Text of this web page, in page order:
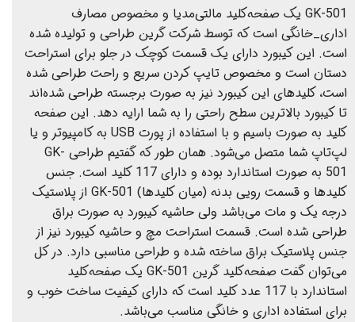
GK-501 یک صفحه‌کلید مالتی‌مدیا و مخصوص مصارف
اداری_خانگی است که توسط شرکت گرین طراحی و تولیده شده
است. این کیبورد دارای یک قسمت کوچک در جلو برای استراحت
دستان است و مخصوص تایپ کردن سریع و راحت طراحی شده
است، کلیدهای این کیبورد نیز به صورت برجسته طراحی شده‌اند
تا کیبورد بالاترین سطح راحتی را به شما ارایه دهد. این صفحه
کلید به صورت باسیم و با استفاده از پورت USB به کامپیوتر و یا
لپ‌تاپ شما متصل می‌شود. همان طور که گفتیم طراحی GK-
501 به صورت استاندارد بوده و دارای 117 کلید است. جنس
کلیدها و قسمت رویی بدنه (میان کلیدها) GK-501 از پلاستیک
درجه یک و مات می‌باشد ولی حاشیه کیبورد به صورت براق
طراحی شده است. قسمت استراحت مچ و حاشیه کیبورد نیز از
جنس پلاستیک براق ساخته شده و طراحی مناسبی دارد. در کل
می‌توان گفت صفحه‌کلید گرین GK-501 یک صفحه‌کلید
استاندارد با 117 عدد کلید است که دارای کیفیت ساخت خوب و
برای استفاده اداری و خانگی مناسب می‌باشد.